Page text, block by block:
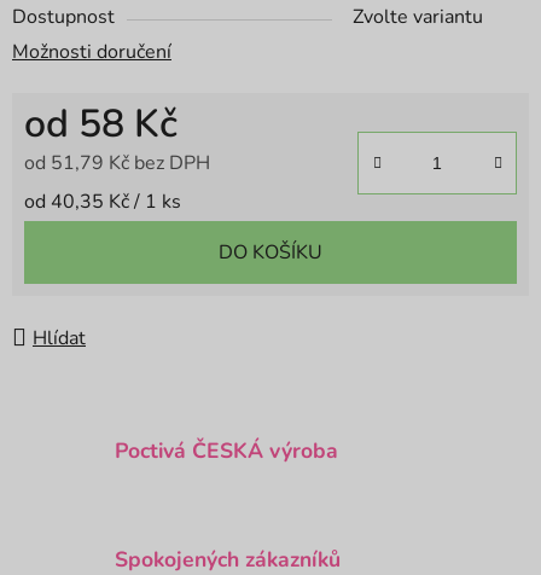
Dostupnost
Zvolte variantu
Možnosti doručení
od 58 Kč
od 51,79 Kč bez DPH
Měrná cena:
od 40,35 Kč / 1 ks
DO KOŠÍKU
Hlídat
Poctivá ČESKÁ výroba
Spokojených zákazníků